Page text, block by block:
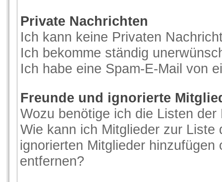
Private Nachrichten
Ich kann keine Privaten
Ich bekomme ständig
Ich habe eine Spam-E-Mail von
Freunde und ignorierte
Wozu benötige ich die Listen
Wie kann ich Mitglieder zur
ignorierten Mitglieder
entfernen?